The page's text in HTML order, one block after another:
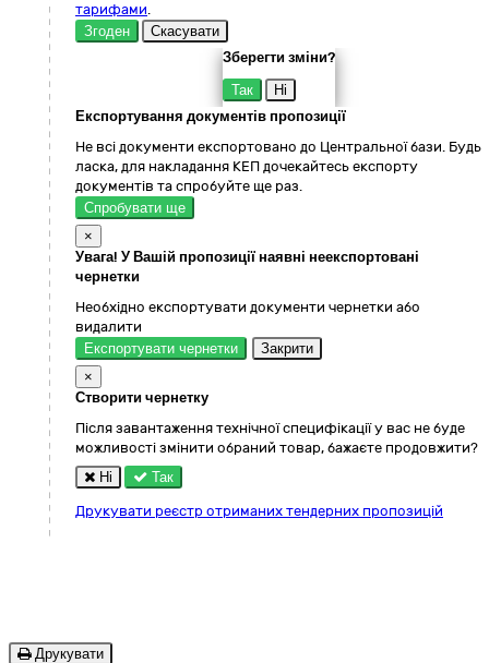
тарифами.
Згоден
Скасувати
Зберегти зміни?
Так
Ні
Експортування документів пропозиції
Не всі документи експортовано до Центральної бази. Будь
ласка, для накладання КЕП дочекайтесь експорту
документів та спробуйте ще раз.
Спробувати ще
×
Увага! У Вашій пропозиції наявні неекспортовані
чернетки
Необхідно експортувати документи чернетки або
видалити
Експортувати чернетки
Закрити
×
Створити чернетку
Після завантаження технічної специфікації у вас не буде
можливості змінити обраний товар, бажаєте продовжити?
Ні
Так
Друкувати реєстр отриманих тендерних пропозицій
Друкувати